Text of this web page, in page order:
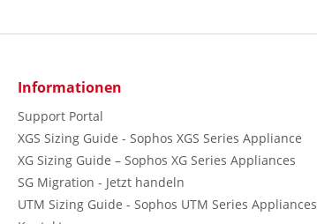
Informationen
Support Portal
XGS Sizing Guide - Sophos XGS Series Appliance
XG Sizing Guide – Sophos XG Series Appliances
SG Migration - Jetzt handeln
UTM Sizing Guide - Sophos UTM Series Appliances